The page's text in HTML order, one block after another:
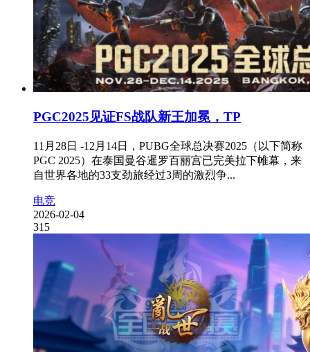
PGC2025见证FS战队新王加冕，TP
11月28日 -12月14日，PUBG全球总决赛2025（以下简称
PGC 2025）在泰国曼谷暹罗百丽宫已完美拉下帷幕，来
自世界各地的33支劲旅经过3周的激烈争...
电竞
2026-02-04
315